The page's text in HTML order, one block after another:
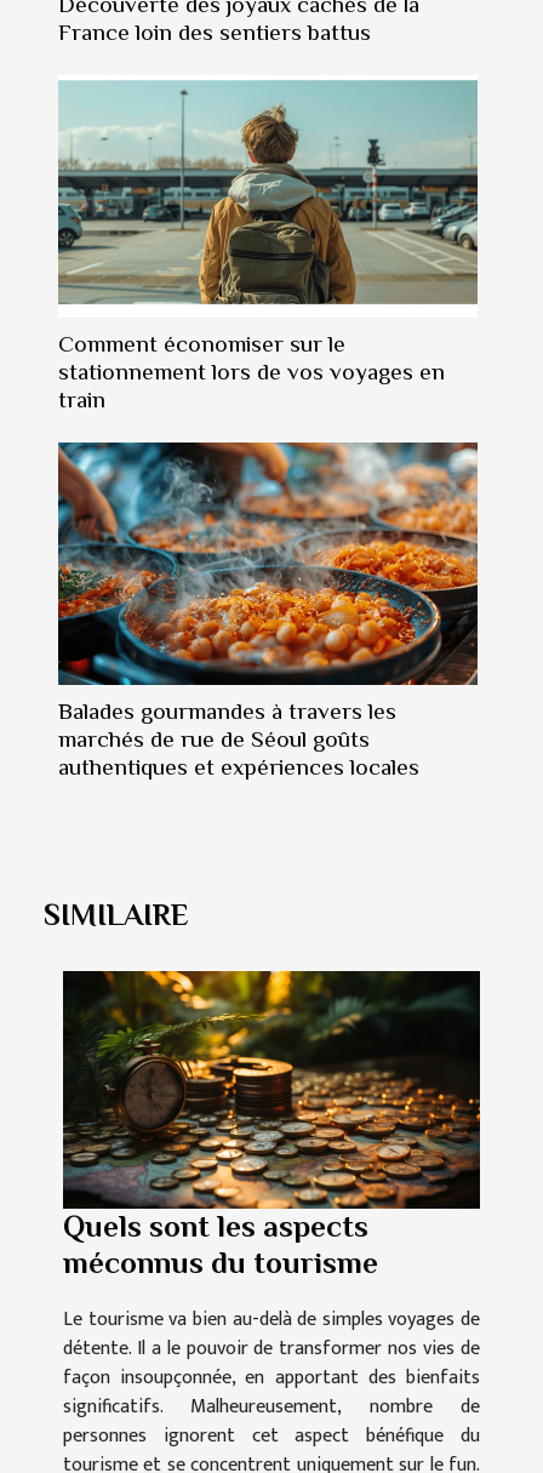
France loin des sentiers battus
Comment économiser sur le
stationnement lors de vos voyages en
train
Balades gourmandes à travers les
marchés de rue de Séoul goûts
authentiques et expériences locales
SIMILAIRE
Quels sont les aspects
méconnus du tourisme
Le tourisme va bien au-delà de simples voyages de
détente. Il a le pouvoir de transformer nos vies de
façon insoupçonnée, en apportant des bienfaits
significatifs. Malheureusement, nombre de
personnes ignorent cet aspect bénéfique du
tourisme et se concentrent uniquement sur le fun.